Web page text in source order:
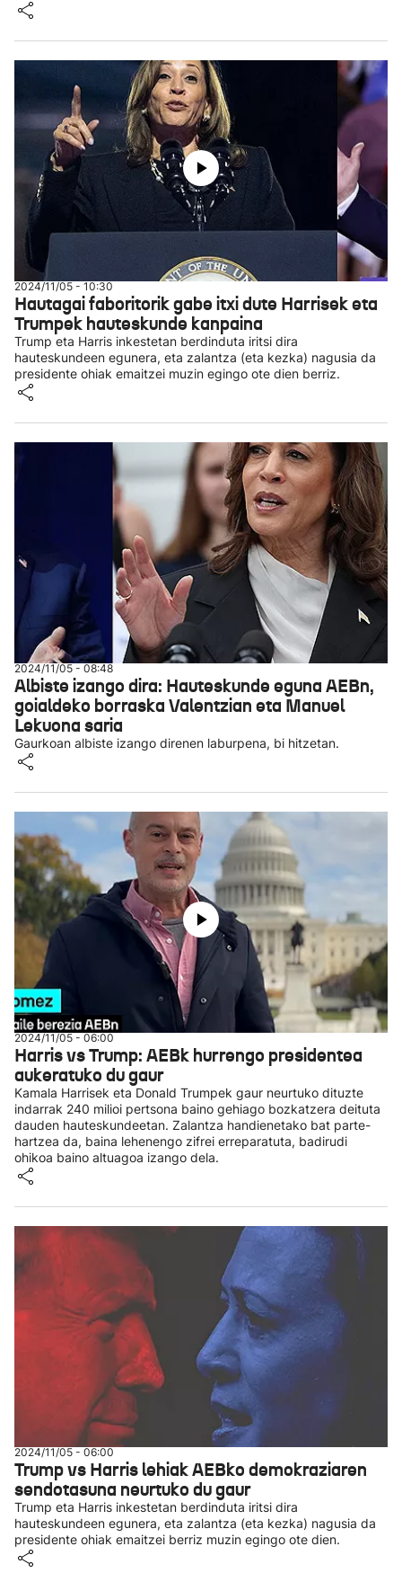
2024/11/05 - 10:30
Hautagai faboritorik gabe itxi dute Harrisek eta
Trumpek hauteskunde kanpaina
Trump eta Harris inkestetan berdinduta iritsi dira
hauteskundeen egunera, eta zalantza (eta kezka) nagusia da
presidente ohiak emaitzei muzin egingo ote dien berriz.
2024/11/05 - 08:48
Albiste izango dira: Hauteskunde eguna AEBn,
goialdeko borraska Valentzian eta Manuel
Lekuona saria
Gaurkoan albiste izango direnen laburpena, bi hitzetan.
2024/11/05 - 06:00
Harris vs Trump: AEBk hurrengo presidentea
aukeratuko du gaur
Kamala Harrisek eta Donald Trumpek gaur neurtuko dituzte
indarrak 240 milioi pertsona baino gehiago bozkatzera deituta
dauden hauteskundeetan. Zalantza handienetako bat parte-
hartzea da, baina lehenengo zifrei erreparatuta, badirudi
ohikoa baino altuagoa izango dela.
2024/11/05 - 06:00
Trump vs Harris lehiak AEBko demokraziaren
sendotasuna neurtuko du gaur
Trump eta Harris inkestetan berdinduta iritsi dira
hauteskundeen egunera, eta zalantza (eta kezka) nagusia da
presidente ohiak emaitzei berriz muzin egingo ote dien.